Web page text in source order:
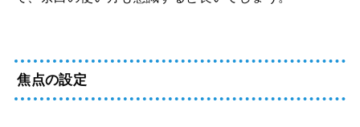
焦点の設定